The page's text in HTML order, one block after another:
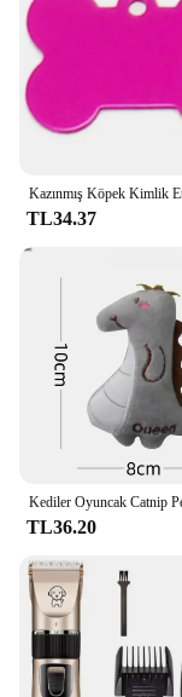
TL34.37
TL36.20